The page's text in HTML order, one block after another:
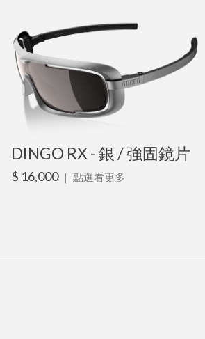
DINGO RX - 銀 / 強固鏡片
$ 16,000 ｜點選看更多